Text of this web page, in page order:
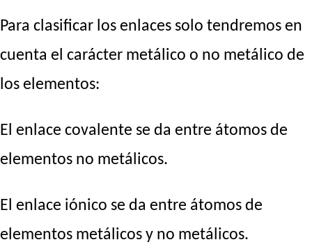
Para clasificar los enlaces solo tendremos en
cuenta el carácter metálico o no metálico de
los elementos:
El enlace covalente se da entre átomos de
elementos no metálicos.
El enlace iónico se da entre átomos de
elementos metálicos y no metálicos.